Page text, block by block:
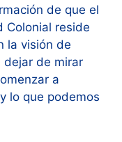
de que el
Colonial reside
la visión de
dejar de mirar
a
lo que podemos